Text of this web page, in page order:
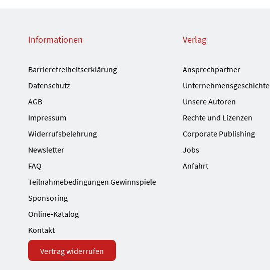
Informationen
Barrierefreiheitserklärung
Datenschutz
AGB
Impressum
Widerrufsbelehrung
Newsletter
FAQ
Teilnahmebedingungen Gewinnspiele
Sponsoring
Online-Katalog
Kontakt
Vertrag widerrufen
Verlag
Ansprechpartner
Unternehmensgeschichte
Unsere Autoren
Rechte und Lizenzen
Corporate Publishing
Jobs
Anfahrt